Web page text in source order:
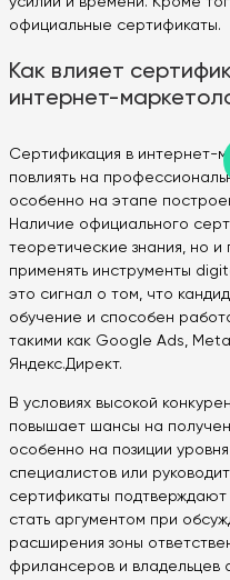
официальные сертификаты.
Как влияет
интернет-
Сертификация в интернет-
повлиять на
особенно на этапе
Наличие официального
теоретические знания, но и
применять инструменты
это сигнал о том, что
обучение и способен
такими как Google Ads,
Яндекс.Директ.
В условиях высокой
повышает шансы на
особенно на позиции
специалистов или
сертификаты подтверждают
стать аргументом при
расширения зоны
фрилансеров и владельцев